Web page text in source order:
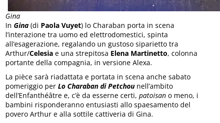
Gina
InGina (di Paola Vuyet) lo Charaban porta in scena
l’interazione tra uomo ed elettrodomestici, spinta
all’esagerazione, regalando un gustoso siparietto tra
Arthur/Celesia e una strepitosa Elena Martinetto, colonna
portante della compagnia, in versione Alexa.
La pièce sarà riadattata e portata in scena anche sabato
pomeriggio perLo Charaban di Petchounell’ambito
dell’Enfanthéâtre e, c’è da esserne certi,patoisan o meno, i
bambini risponderanno entusiasti allo spaesamento del
povero Arthur e alla sottile cattiveria di Gina.